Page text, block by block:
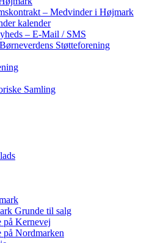
– Medvinder i Højmark
kalender
– E-Mail / SMS
Støtteforening
Samling
Grunde til salg
på Kernevej
på Nordmarken